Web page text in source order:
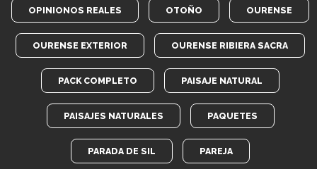
OPINIONOS REALES OTOÑO OURENSE
OURENSE EXTERIOR OURENSE RIBIERA SACRA
PACK COMPLETO PAISAJE NATURAL
PAISAJES NATURALES PAQUETES
PARADA DE SIL PAREJA